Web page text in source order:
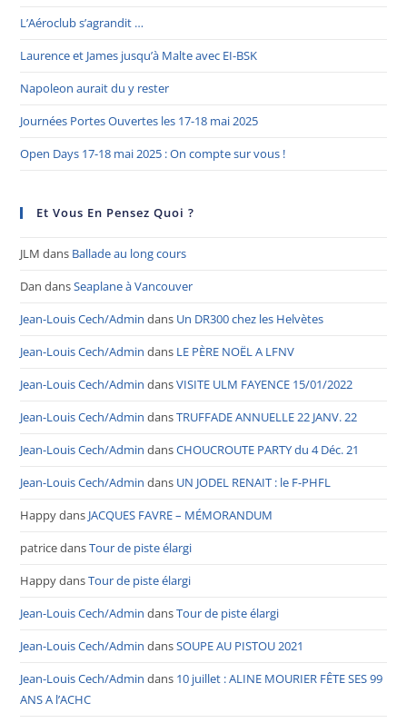
L’Aéroclub s’agrandit …
Laurence et James jusqu’à Malte avec EI-BSK
Napoleon aurait du y rester
Journées Portes Ouvertes les 17-18 mai 2025
Open Days 17-18 mai 2025 : On compte sur vous !
Et Vous En Pensez Quoi ?
JLM dans Ballade au long cours
Dan dansSeaplane à Vancouver
Jean-Louis Cech/Admin dans Un DR300 chez les Helvètes
Jean-Louis Cech/Admin dans LE PÈRE NOËL A LFNV
Jean-Louis Cech/Admin dansVISITE ULM FAYENCE 15/01/2022
Jean-Louis Cech/Admin dansTRUFFADE ANNUELLE 22 JANV. 22
Jean-Louis Cech/Admin dansCHOUCROUTE PARTY du 4 Déc. 21
Jean-Louis Cech/Admin dans UN JODEL RENAIT : le F-PHFL
Happydans JACQUES FAVRE – MÉMORANDUM
patricedansTour de piste élargi
HappydansTour de piste élargi
Jean-Louis Cech/Admin dansTour de piste élargi
Jean-Louis Cech/Admin dansSOUPE AU PISTOU 2021
Jean-Louis Cech/Admin dans 10 juillet : ALINE MOURIER FÊTE SES 99
ANS A l’ACHC